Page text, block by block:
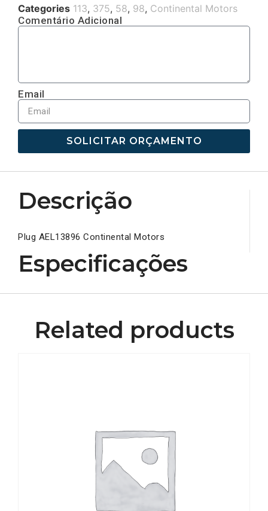
Categories 113, 375, 58, 98, Continental Motors
Comentário Adicional
Email
SOLICITAR ORÇAMENTO
Descrição
Plug AEL13896 Continental Motors
Especificações
Related products